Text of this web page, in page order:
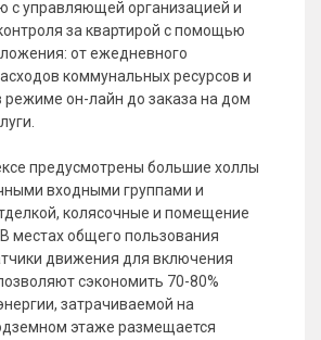
с управляющей организацией и
за квартирой с помощью
от ежедневного
коммунальных ресурсов и
режиме он-лайн до заказа на дом
предусмотрены большие холлы
входными группами и
колясочные и помещение
местах общего пользования
движения для включения
сэкономить 70-80%
затрачиваемой на
этаже размещается